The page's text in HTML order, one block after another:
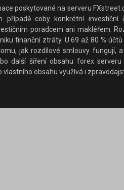
poskytované na serveru
coby konkrétní investiční
poradcem ani makléřem.
finanční ztráty. U 69 až 80 %
jak rozdílové smlouvy fungují,
další šíření obsahu forex
vlastního obsahu využívá i